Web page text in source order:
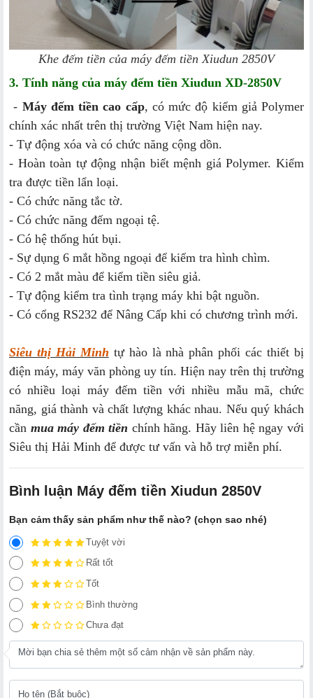
Khe đếm tiền của máy đếm tiền Xiudun 2850V
3. Tính năng của máy đếm tiền Xiudun XD-2850V
- Máy đếm tiền cao cấp, có mức độ kiểm giả Polymer
chính xác nhất trên thị trường Việt Nam hiện nay.
- Tự động xóa và có chức năng cộng dồn.
- Hoàn toàn tự động nhận biết mệnh giá Polymer. Kiểm
tra được tiền lẩn loại.
- Có chức năng tắc tờ.
- Có chức năng đếm ngoại tệ.
- Có hệ thống hút bụi.
- Sự dụng 6 mắt hồng ngoại để kiểm tra hình chìm.
- Có 2 mắt màu để kiểm tiền siêu giả.
- Tự động kiểm tra tình trạng máy khi bật nguồn.
- Có cổng RS232 để Nâng Cấp khi có chương trình mới.
Siêu thị Hải Minh tự hào là nhà phân phối các thiết bị
điện máy, máy văn phòng uy tín. Hiện nay trên thị trường
có nhiều loại máy đếm tiền với nhiều mẫu mã, chức
năng, giá thành và chất lượng khác nhau. Nếu quý khách
cần mua máy đếm tiền chính hãng. Hãy liên hệ ngay với
Siêu thị Hải Minh để được tư vấn và hỗ trợ miễn phí.
Bình luận Máy đếm tiền Xiudun 2850V
Bạn cảm thấy sản phẩm như thế nào? (chọn sao nhé)
Tuyệt vời
Rất tốt
Tốt
Bình thường
Chưa đạt